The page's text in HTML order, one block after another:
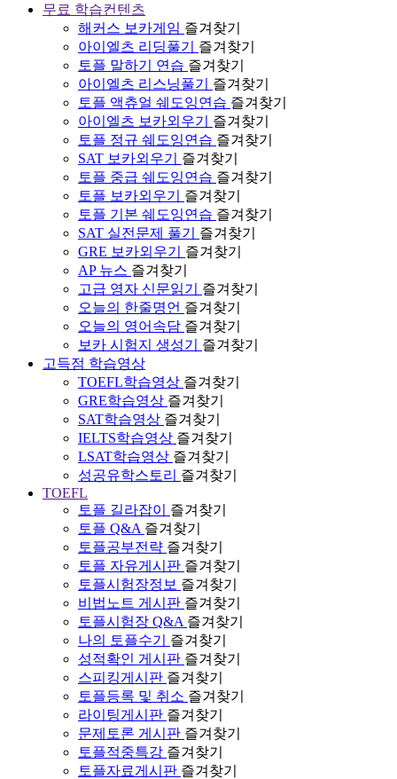
무료 학습컨텐츠
해커스 보카게임 즐겨찾기
아이엘츠 리딩풀기
즐겨찾기
토플 말하기 연습 즐겨찾기
아이엘츠 리스닝풀기
즐겨찾기
토플 액츄얼 쉐도잉연습 즐겨찾기
아이엘츠 보카외우기
즐겨찾기
토플 정규 쉐도잉연습 즐겨찾기
SAT 보카외우기
즐겨찾기
토플 중급 쉐도잉연습 즐겨찾기
토플 보카외우기
즐겨찾기
토플 기본 쉐도잉연습 즐겨찾기
SAT 실전문제 풀기
즐겨찾기
GRE 보카외우기
즐겨찾기
AP 뉴스 즐겨찾기
고급 영자 신문읽기
즐겨찾기
오늘의 한줄명언 즐겨찾기
오늘의 영어속담 즐겨찾기
보카 시험지 생성기
즐겨찾기
고득점 학습영상
TOEFL학습영상 즐겨찾기
GRE학습영상 즐겨찾기
SAT학습영상 즐겨찾기
IELTS학습영상 즐겨찾기
LSAT학습영상 즐겨찾기
성공유학스토리 즐겨찾기
TOEFL
토플 길라잡이
즐겨찾기
토플 Q&A 즐겨찾기
토플공부전략 즐겨찾기
토플 자유게시판 즐겨찾기
토플시험장정보 즐겨찾기
비법노트 게시판 즐겨찾기
토플시험장 Q&A 즐겨찾기
나의 토플수기
즐겨찾기
성적확인 게시판 즐겨찾기
스피킹게시판 즐겨찾기
토플등록 및 취소 즐겨찾기
라이팅게시판 즐겨찾기
문제토론 게시판 즐겨찾기
토플적중특강 즐겨찾기
토플자료게시판 즐겨찾기